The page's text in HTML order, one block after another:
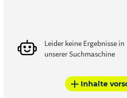
Leider keine Ergebnisse in
unserer Suchmaschine
Inhalte